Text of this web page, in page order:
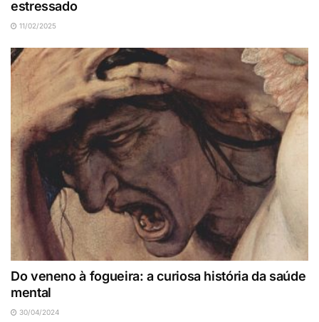
estressado
11/02/2025
Do veneno à fogueira: a curiosa história da saúde
mental
30/04/2024